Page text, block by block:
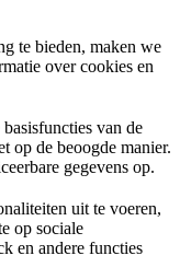
te bieden, maken we
over cookies en
van de
op de beoogde manier.
gegevens op.
uit te voeren,
op sociale
en andere functies